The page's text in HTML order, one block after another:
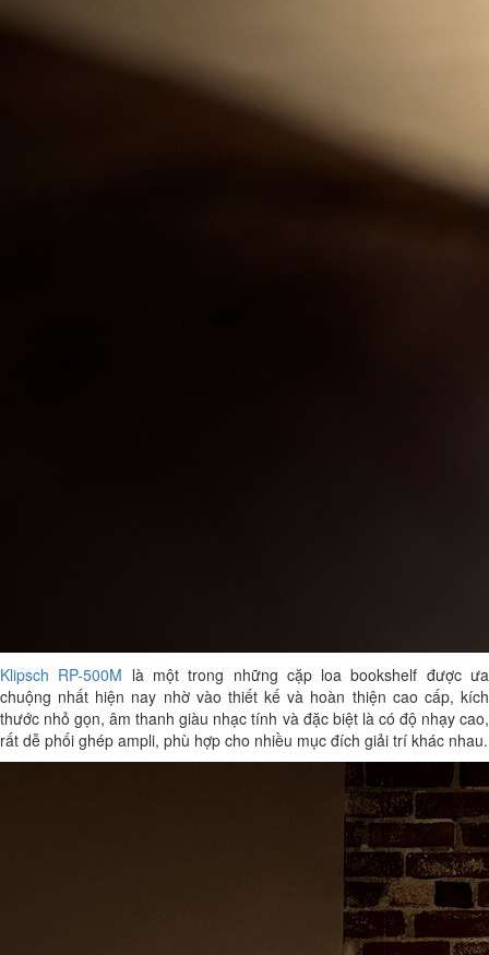
Klipsch RP-500M là một trong những cặp loa bookshelf được ưa
chuộng nhất hiện nay nhờ vào thiết kế và hoàn thiện cao cấp, kích
thước nhỏ gọn, âm thanh giàu nhạc tính và đặc biệt là có độ nhạy cao,
rất dễ phối ghép ampli, phù hợp cho nhiều mục đích giải trí khác nhau.